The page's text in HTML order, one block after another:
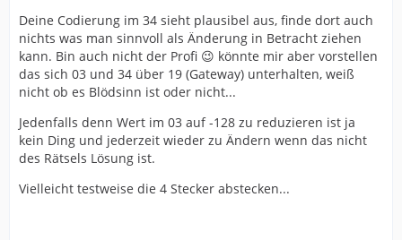
Deine Codierung im 34 sieht plausibel aus, finde dort auch
nichts was man sinnvoll als Änderung in Betracht ziehen
kann. Bin auch nicht der Profi 😉 könnte mir aber vorstellen
das sich 03 und 34 über 19 (Gateway) unterhalten, weiß
nicht ob es Blödsinn ist oder nicht...
Jedenfalls denn Wert im 03 auf -128 zu reduzieren ist ja
kein Ding und jederzeit wieder zu Ändern wenn das nicht
des Rätsels Lösung ist.
Vielleicht testweise die 4 Stecker abstecken...